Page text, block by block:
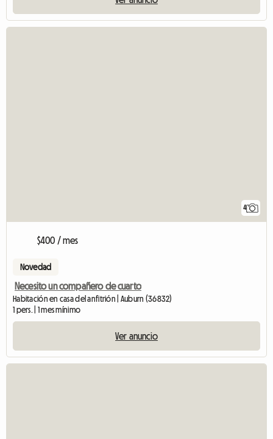
4
$400 / mes
Novedad
Necesito un compañero de cuarto
Habitación en casa del anfitrión | Auburn (36832)
1 pers. | 1 mes mínimo
Ver anuncio